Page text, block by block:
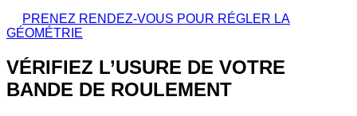
PRENEZ RENDEZ-VOUS POUR RÉGLER LA
GÉOMÉTRIE
VÉRIFIEZ L’USURE DE VOTRE
BANDE DE ROULEMENT